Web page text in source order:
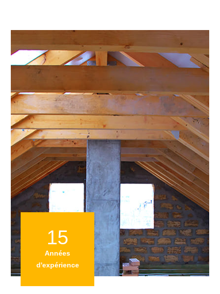
15
Années
d'expérience